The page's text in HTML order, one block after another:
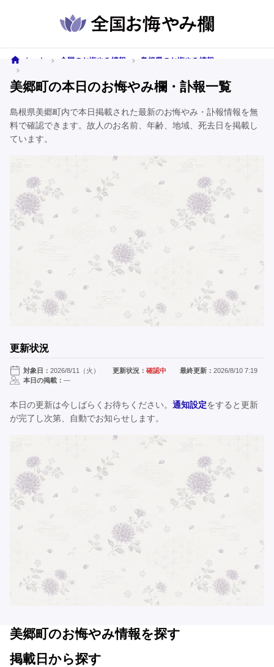
ホーム 全国のお悔やみ情報
島根県のお悔やみ情報
美郷町の本日のお悔やみ欄・訃報一覧
島根県美郷町内で本日掲載された最新のお悔やみ・訃報情報を無
料で確認できます。故人のお名前、年齢、地域、死去日を掲載し
ています。
更新状況
対象日： 2026/8/11（火） 更新状況：確認中 最終更新： 2026/8/10 7:19
本日の掲載： —
本日の更新は今しばらくお待ちください。 通知設定をすると更新
が完了し次第、自動でお知らせします。
美郷町のお悔やみ情報を探す
掲載日から探す